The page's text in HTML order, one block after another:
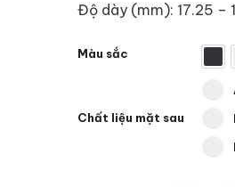
Độ dày (mm): 17.25 –
Màu sắc
K-
Chất liệu mặt sau